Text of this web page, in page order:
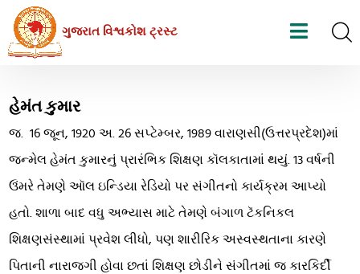
Skip
the
ગુજરાત વિશ્વકોશ ટ્રસ્ટ
હેમંત કુમાર
જ. 16 જૂન, 1920 અ. 26 સપ્ટેમ્બર, 1989 વારાણસી(ઉત્તરપ્રદેશ)માં
જન્મેલ હેમંત કુમારનું પ્રારંભિક શિક્ષણ કૉલકાતામાં થયું. 13 વર્ષની
ઉંમરે તેમણે ઑલ ઇન્ડિયા રેડિયો પર સંગીતનો કાર્યક્રમ આપ્યો
હતો. શાળા બાદ વધુ અભ્યાસ માટે તેમણે બંગાળ ટૅકનિકલ
શિક્ષણસંસ્થામાં પ્રવેશ લીધો, પણ શારીરિક અસ્વસ્થતાના કારણે
પિતાની નારાજગી હોવા છતાં શિક્ષણ છોડીને સંગીતમાં જ કારકિર્દી